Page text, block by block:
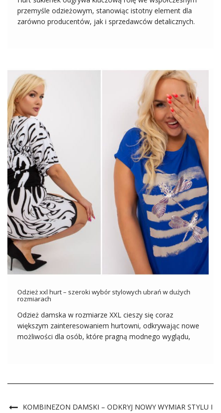
przemyśle odzieżowym, stanowiąc istotny element dla
zarówno producentów, jak i sprzedawców detalicznych.
Odzież xxl hurt – szeroki wybór stylowych ubrań w dużych
rozmiarach
Odzież damska w rozmiarze XXL cieszy się coraz
większym zainteresowaniem hurtowni, odkrywając nowe
możliwości dla osób, które pragną modnego wyglądu,
KOMBINEZON DAMSKI – ODKRYJ NOWY WYMIAR STYLU I